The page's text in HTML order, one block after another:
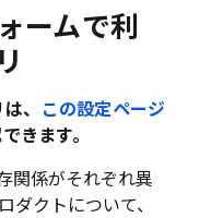
ームで利
、
この設定ページ
きます。
関係がそれぞれ異
ダクトについて、